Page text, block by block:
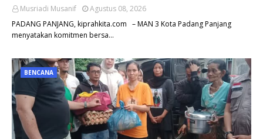
Musriadi Musanif
Agustus 08, 2026
PADANG PANJANG, kiprahkita.com – MAN 3 Kota Padang Panjang
menyatakan komitmen bersa…
BENCANA